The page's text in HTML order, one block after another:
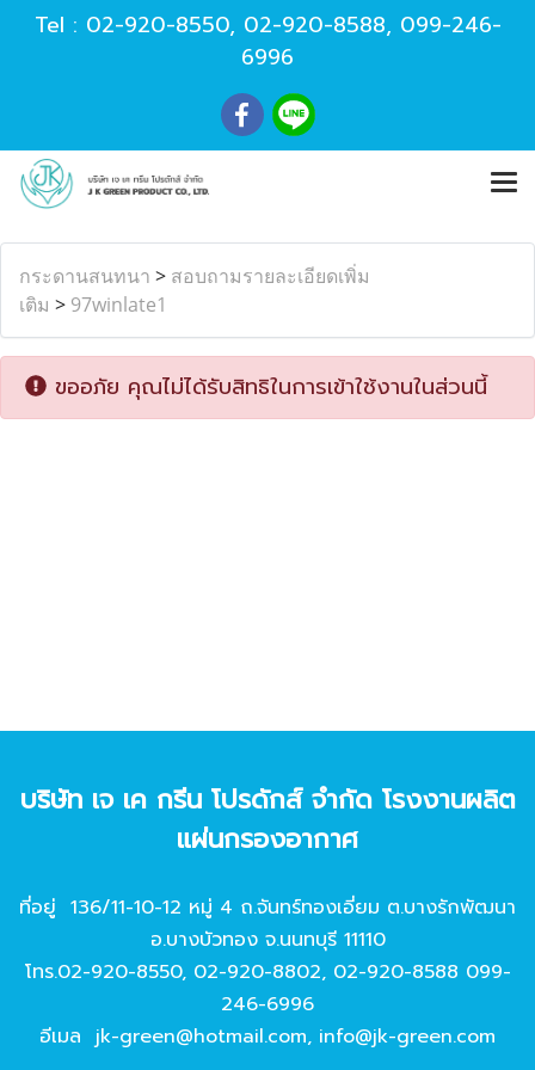
Tel : 02-920-8550, 02-920-8588, 099-246-
6996
กระดานสนทนา > สอบถามรายละเอียดเพิ่ม
เติม > 97winlate1
ขออภัย คุณไม่ได้รับสิทธิในการเข้าใช้งานในส่วนนี้
บริษัท เจ เค กรีน โปรดักส์ จํากัด โรงงานผลิต
แผ่นกรองอากาศ
ที่อยู่ 136/11-10-12 หมู่ 4 ถ.จันทร์ทองเอี่ยม ต.บางรักพัฒนา
อ.บางบัวทอง จ.นนทบุรี 11110
โทร.02-920-8550, 02-920-8802, 02-920-8588 099-
246-6996
อีเมล jk-green@hotmail.com, info@jk-green.com